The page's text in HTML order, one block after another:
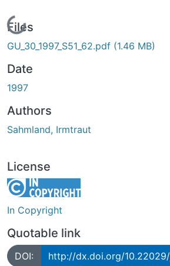
Loading...
Files
GU_30_1997_S51_62.pdf (1.46 MB)
Date
1997
Authors
Sahmland, Irmtraut
License
In Copyright
Quotable link
DOI: http://dx.doi.org/